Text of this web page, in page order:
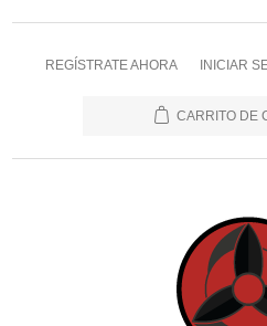
REGÍSTRATE AHORA INICIAR
CARRITO DE